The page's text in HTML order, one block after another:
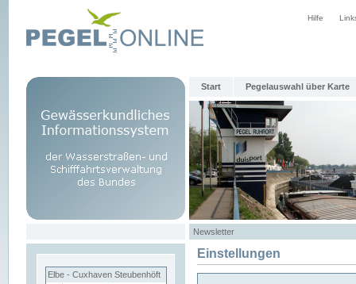
Hilfe
Start Pegelauswahl über Karte
Newsletter
Elbe - Cuxhaven Steubenhöft
Einstellungen